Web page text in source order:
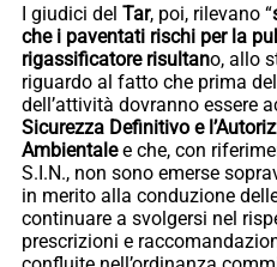
I giudici del Tar, poi, rilevano “
che i paventati rischi per la
rigassificatore risultano, allo
riguardo al fatto che prima
dell’attività dovranno essere
Sicurezza Definitivo e
Ambientalee che, con
S.I.N., non sono emerse
in merito alla conduzione
continuare a svolgersi nel
prescrizioni e